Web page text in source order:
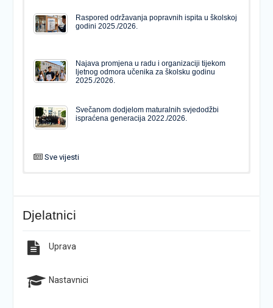
Raspored održavanja popravnih ispita u školskoj
godini 2025./2026.
Najava promjena u radu i organizaciji tijekom
ljetnog odmora učenika za školsku godinu
2025./2026.
Svečanom dodjelom maturalnih svjedodžbi
ispraćena generacija 2022./2026.
Sve vijesti
Popis udžbenika za školsku godinu 2026./2027.
godini 2025./2026.
Natječaj za upis u 1. razred Katoličke gimnazije s
pravom javnosti
Djelatnici
Uprava
Nastavnici